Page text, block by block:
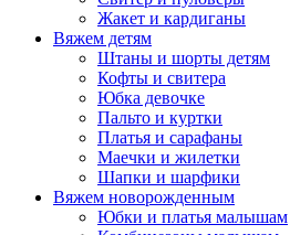
Жакет и кардиганы
Вяжем детям
Штаны и шорты детям
Кофты и свитера
Юбка девочке
Пальто и куртки
Платья и сарафаны
Маечки и жилетки
Шапки и шарфики
Вяжем новорожденным
Юбки и платья малышам